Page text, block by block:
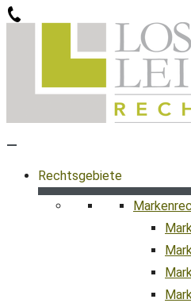
Zum
Rechtsgebiete